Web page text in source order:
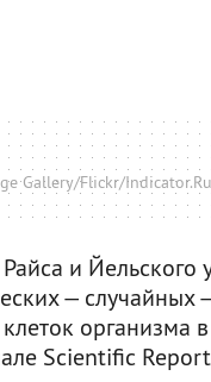
Gallery/Flickr/Indicator.Ru
и Йельского
— случайных
организма
Scientific